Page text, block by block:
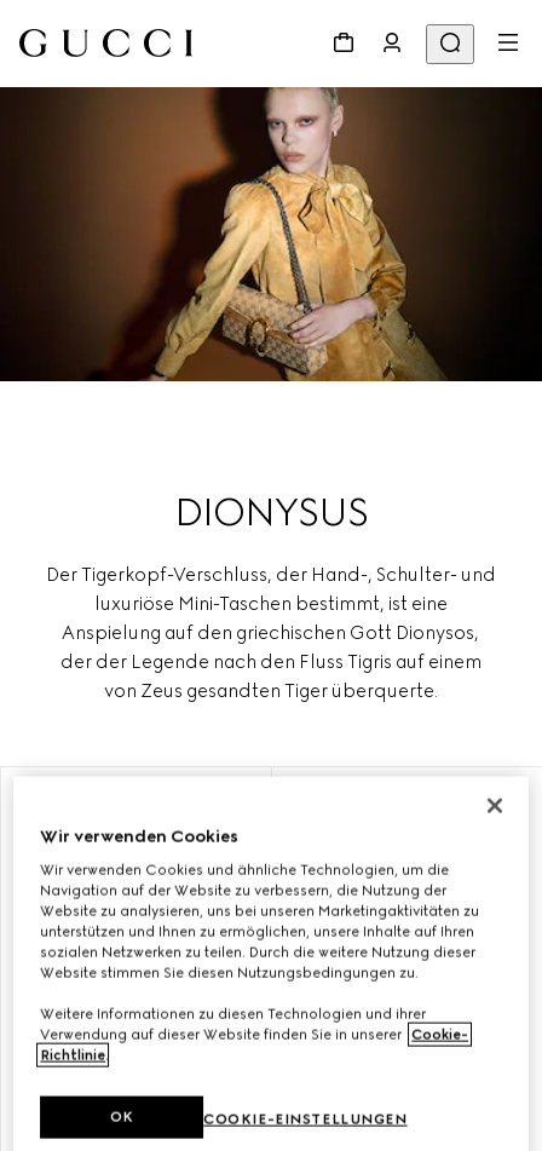
DIONYSUS
Der Tigerkopf-Verschluss, der Hand-, Schulter- und
luxuriöse Mini-Taschen bestimmt, ist eine
Anspielung auf den griechischen Gott Dionysos,
der der Legende nach den Fluss Tigris auf einem
von Zeus gesandten Tiger überquerte.
KLEINE DIONYSUS
SCHULTERTASCHE
SCHULTERTASCHE
Wir verwenden Cookies
Wir verwenden Cookies und ähnliche Technologien, um die
Navigation auf der Website zu verbessern, die Nutzung der
Website zu analysieren, uns bei unseren Marketingaktivitäten zu
unterstützen und Ihnen zu ermöglichen, unsere Inhalte auf Ihren
sozialen Netzwerken zu teilen. Durch die weitere Nutzung dieser
Website stimmen Sie diesen Nutzungsbedingungen zu.
Weitere Informationen zu diesen Technologien und ihrer
Verwendung auf dieser Website finden Sie in unserer Cookie-
Richtlinie.
COOKIE-EINSTELLUNGEN
OK